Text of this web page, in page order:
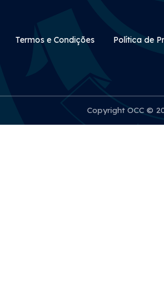
Rodapé
Termos e Condições Política de
Copyright OCC ©